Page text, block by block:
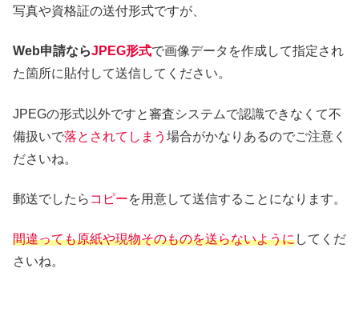
写真や資格証の送付形式ですが、
Web申請ならJPEG形式で画像データを作成して指定され
た箇所に貼付して送信してください。
JPEGの形式以外ですと審査システムで認識できなくて不
備扱いで落とされてしまう 場合がかなりあるのでご注意く
ださいね。
郵送でしたら コピーを用意して送信することになります。
間違っても原紙や現物そのものを送らないようにしてくだ
さいね。